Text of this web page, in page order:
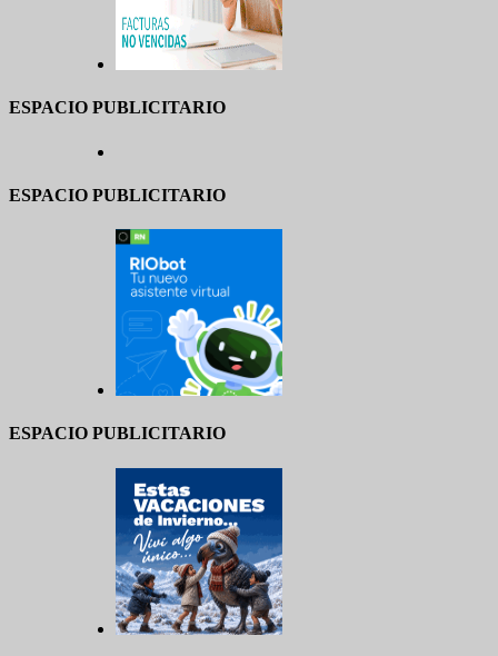
ESPACIO PUBLICITARIO
ESPACIO PUBLICITARIO
ESPACIO PUBLICITARIO